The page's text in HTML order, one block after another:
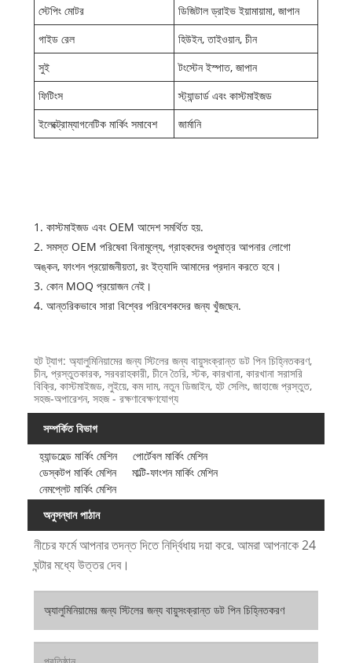
স্টেপিং মোটর
ডিজিটাল ড্রাইভ ইয়ামায়ামা, জাপান
গাইড রেল
হিউইন, তাইওয়ান, চীন
সুই
টংস্টেন ইস্পাত, জাপান
ফিটিংস
স্ট্যান্ডার্ড এবং কাস্টমাইজড
ইলেক্ট্রোম্যাগনেটিক মার্কিং সমাবেশ
জার্মানি
1. কাস্টমাইজড এবং OEM আদেশ সমর্থিত হয়.
2. সমস্ত OEM পরিষেবা বিনামূল্যে, গ্রাহকদের শুধুমাত্র আপনার লোগো
অঙ্কন, ফাংশন প্রয়োজনীয়তা, রং ইত্যাদি আমাদের প্রদান করতে হবে।
3. কোন MOQ প্রয়োজন নেই।
4. আন্তরিকভাবে সারা বিশ্বের পরিবেশকদের জন্য খুঁজছেন.
হট ট্যাগ: অ্যালুমিনিয়ামের জন্য স্টিলের জন্য বায়ুসংক্রান্ত ডট পিন চিহ্নিতকরণ,
চীন, প্রস্তুতকারক, সরবরাহকারী, চীনে তৈরি, স্টক, কারখানা, কারখানা সরাসরি
বিক্রি, কাস্টমাইজড, লুইয়ে, কম দাম, নতুন ডিজাইন, হট সেলিং, জাহাজে প্রস্তুত,
সহজ-অপারেশন, সহজ - রক্ষণাবেক্ষণযোগ্য
সম্পর্কিত বিভাগ
হ্যান্ডহেল্ড মার্কিং মেশিন
পোর্টেবল মার্কিং মেশিন
ডেস্কটপ মার্কিং মেশিন
মাল্টি-ফাংশন মার্কিং মেশিন
নেমপ্লেট মার্কিং মেশিন
অনুসন্ধান পাঠান
নীচের ফর্মে আপনার তদন্ত দিতে নির্দ্বিধায় দয়া করে. আমরা আপনাকে 24
ঘন্টার মধ্যে উত্তর দেব।